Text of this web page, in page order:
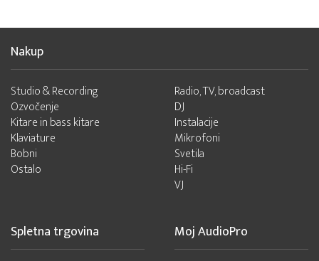
Nakup
Studio & Recording
Ozvočenje
Kitare in bass kitare
Klaviature
Bobni
Ostalo
Radio, TV, broadcast
DJ
Instalacije
Mikrofoni
Svetila
Hi-Fi
VJ
Spletna trgovina Moj AudioPro